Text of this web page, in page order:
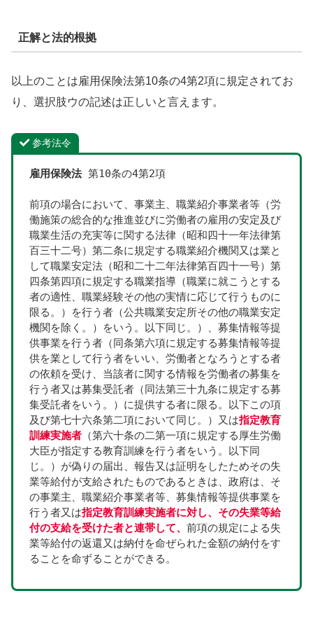
正解と法的根拠
以上のことは雇用保険法第10条の4第2項に規定されてお
り、選択肢ウの記述は正しいと言えます。
参考法令
雇用保険法 第10条の4第2項
前項の場合において、事業主、職業紹介事業者等（労
働施策の総合的な推進並びに労働者の雇用の安定及び
職業生活の充実等に関する法律（昭和四十一年法律第
百三十二号）第二条に規定する職業紹介機関又は業と
して職業安定法（昭和二十二年法律第百四十一号）第
四条第四項に規定する職業指導（職業に就こうとする
者の適性、職業経験その他の実情に応じて行うものに
限る。）を行う者（公共職業安定所その他の職業安定
機関を除く。）をいう。以下同じ。）、募集情報等提
供事業を行う者（同条第六項に規定する募集情報等提
供を業として行う者をいい、労働者となろうとする者
の依頼を受け、当該者に関する情報を労働者の募集を
行う者又は募集受託者（同法第三十九条に規定する募
集受託者をいう。）に提供する者に限る。以下この項
及び第七十六条第二項において同じ。）又は指定教育
訓練実施者（第六十条の二第一項に規定する厚生労働
大臣が指定する教育訓練を行う者をいう。以下同
じ。）が偽りの届出、報告又は証明をしたためその失
業等給付が支給されたものであるときは、政府は、そ
の事業主、職業紹介事業者等、募集情報等提供事業を
行う者又は指定教育訓練実施者に対し、その失業等給
付の支給を受けた者と連帯して、 前項の規定による失
業等給付の返還又は納付を命ぜられた金額の納付をす
ることを命ずることができる。